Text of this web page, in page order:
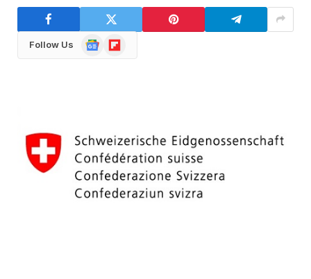
Follow Us
GoogleFlipboard